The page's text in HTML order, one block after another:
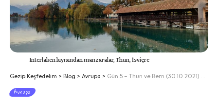
Interlaken kıyısından manzaralar, Thun, İsviçre
Gezip Keşfedelim > Blog > Avrupa > Gün 5 – Thun ve Bern (30.10.2021) Dağlar, göller. Dünyadaki cennet.
Avrupa